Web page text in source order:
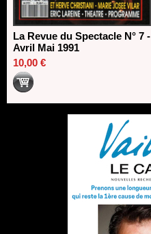
La Revue du Spectacle N° 7 -
Avril Mai 1991
10,00 €